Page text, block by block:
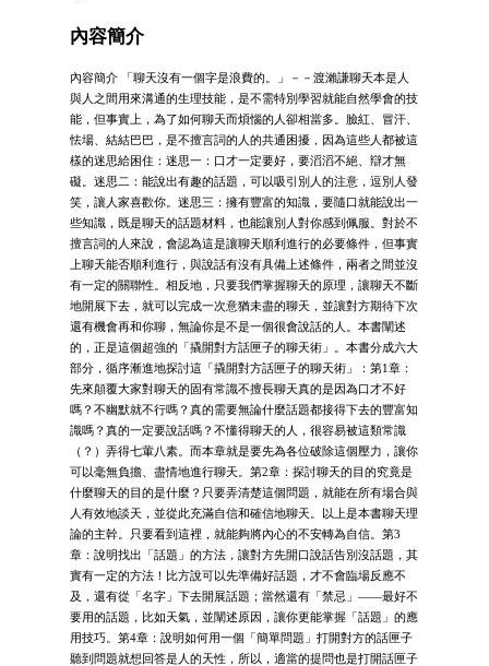
內容簡介
內容簡介 「聊天沒有一個字是浪費的。」－－渡瀨謙聊天本是人
與人之間用來溝通的生理技能，是不需特別學習就能自然學會的技
能，但事實上，為了如何聊天而煩惱的人卻相當多。臉紅、冒汗、
怯場、結結巴巴，是不擅言詞的人的共通困擾，因為這些人都被這
樣的迷思給困住：迷思一：口才一定要好，要滔滔不絕、辯才無
礙。迷思二：能說出有趣的話題，可以吸引別人的注意，逗別人發
笑，讓人家喜歡你。迷思三：擁有豐富的知識，要隨口就能說出一
些知識，既是聊天的話題材料，也能讓別人對你感到佩服。對於不
擅言詞的人來說，會認為這是讓聊天順利進行的必要條件，但事實
上聊天能否順利進行，與說話有沒有具備上述條件，兩者之間並沒
有一定的關聯性。相反地，只要我們掌握聊天的原理，讓聊天不斷
地開展下去，就可以完成一次意猶未盡的聊天，並讓對方期待下次
還有機會再和你聊，無論你是不是一個很會說話的人。本書闡述
的，正是這個超強的「撬開對方話匣子的聊天術」。本書分成六大
部分，循序漸進地探討這「撬開對方話匣子的聊天術」：第1章：
先來顛覆大家對聊天的固有常識不擅長聊天真的是因為口才不好
嗎？不幽默就不行嗎？真的需要無論什麼話題都接得下去的豐富知
識嗎？真的一定要說話嗎？不懂得聊天的人，很容易被這類常識
（？）弄得七葷八素。而本章就是要先為各位破除這個壓力，讓你
可以毫無負擔、盡情地進行聊天。第2章：探討聊天的目的究竟是
什麼聊天的目的是什麼？只要弄清楚這個問題，就能在所有場合與
人有效地談天，並從此充滿自信和確信地聊天。以上是本書聊天理
論的主幹。只要看到這裡，就能夠將內心的不安轉為自信。第3
章：說明找出「話題」的方法，讓對方先開口說話告別沒話題，其
實有一定的方法！比方說可以先準備好話題，才不會臨場反應不
及，還有從「名字」下去開展話題；當然還有「禁忌」——最好不
要用的話題，比如天氣，並闡述原因，讓你更能掌握「話題」的應
用技巧。第4章：說明如何用一個「簡單問題」打開對方的話匣子
聽到問題就想回答是人的天性，所以，適當的提問也是打開話匣子